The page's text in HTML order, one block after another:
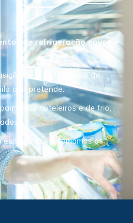
de refrigeração novos e
de equipamentos de
que pretende.
hoteleiros e de frio,
nós retomamos os